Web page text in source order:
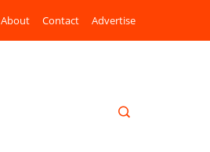
About Contact Advertise